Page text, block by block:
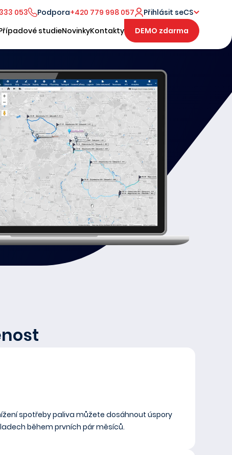
053 Podpora+420 779 998 057 Přihlásit seCS
studieNovinkyKontakty DEMO zdarma
spotřeby paliva můžete dosáhnout úspory
během prvních pár měsíců.